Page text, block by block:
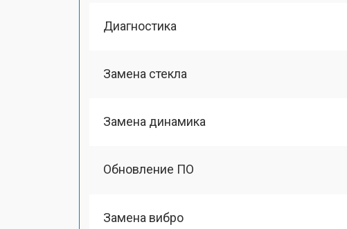
Диагностика
Замена стекла
Замена динамика
Обновление ПО
Замена вибро